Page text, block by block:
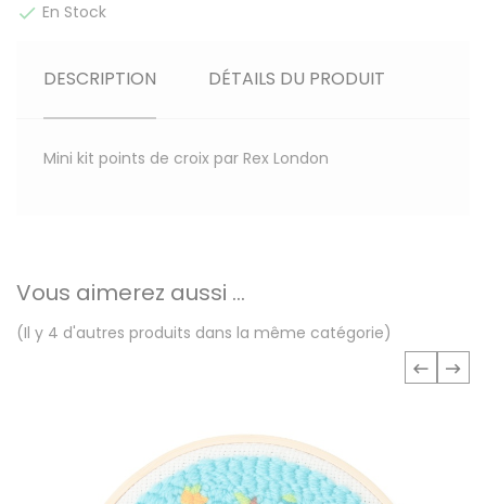
 En Stock
DESCRIPTION DÉTAILS DU PRODUIT
Mini kit points de croix par Rex London
Vous aimerez aussi ...
(Il y 4 d'autres produits dans la même catégorie)